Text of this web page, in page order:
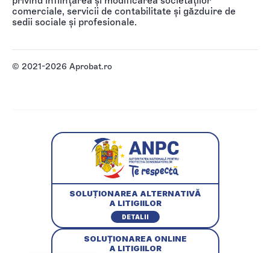
comerciale, servicii de contabilitate și găzduire de
sedii sociale și profesionale.
© 2021-2026 Aprobat.ro
SOLUȚIONAREA ALTERNATIVĂ
A LITIGIILOR
DETALII
SOLUȚIONAREA ONLINE
A LITIGIILOR